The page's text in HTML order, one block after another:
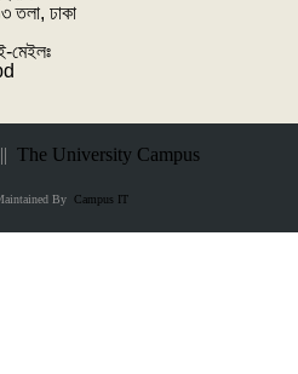
তলা, ঢাকা
মেইলঃ
The University Campus
ByCampus IT